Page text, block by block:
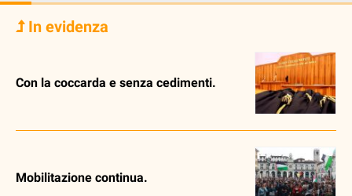
In evidenza
Con la coccarda e senza cedimenti.
Mobilitazione continua.